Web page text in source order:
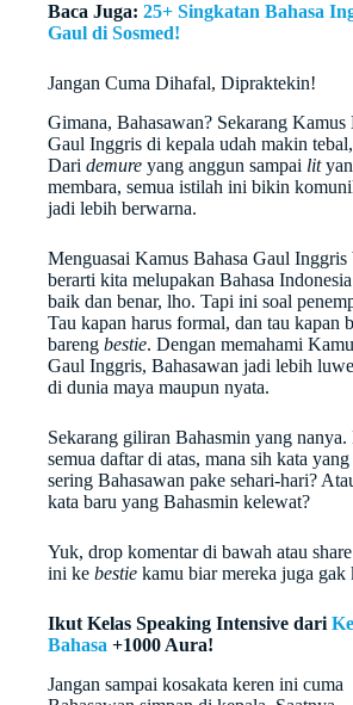
Baca Juga: 25+ Singkatan Bahasa
Gaul di Sosmed!
Jangan Cuma Dihafal, Dipraktekin!
Gimana, Bahasawan? Sekarang Kamus
Gaul Inggris di kepala udah makin
Dari demure yang anggun sampai lit
membara, semua istilah ini bikin
jadi lebih berwarna.
Menguasai Kamus Bahasa Gaul Inggris
berarti kita melupakan Bahasa
baik dan benar, lho. Tapi ini soal
Tau kapan harus formal, dan tau kapan
bareng bestie. Dengan memahami
Gaul Inggris, Bahasawan jadi lebih
di dunia maya maupun nyata.
Sekarang giliran Bahasmin yang nanya.
semua daftar di atas, mana sih kata
sering Bahasawan pake sehari-hari?
kata baru yang Bahasmin kelewat?
Yuk, drop komentar di bawah atau
ini ke bestie kamu biar mereka juga gak
Ikut Kelas Speaking Intensive dari
Bahasa +1000 Aura!
Jangan sampai kosakata keren ini cuma